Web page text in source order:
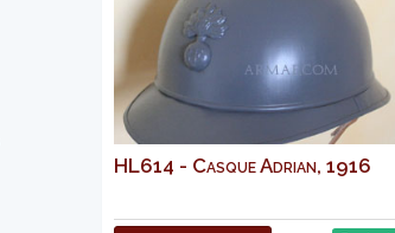
HL614 - Casque Adrian, 1916